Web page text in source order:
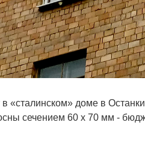
в «сталинском» доме в
сечением 60 х 70 мм -